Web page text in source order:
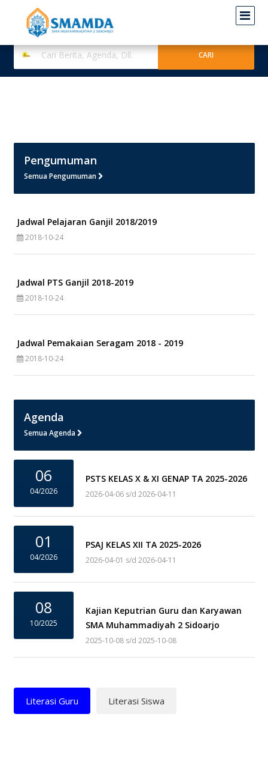
Pengumuman
Semua Pengumuman
Jadwal Pelajaran Ganjil 2018/2019
2018-10-24
Jadwal PTS Ganjil 2018-2019
2018-10-24
Jadwal Pemakaian Seragam 2018 - 2019
2018-10-24
Agenda
Semua Agenda
06
04/2026
PSTS KELAS X & XI GENAP TA 2025-2026
2026-04-06 s/d 2026-04-11
01
04/2026
PSAJ KELAS XII TA 2025-2026
2026-04-01 s/d 2026-04-11
08
10/2025
Kajian Keputrian Guru dan Karyawan
SMA Muhammadiyah 2 Sidoarjo
2025-10-08 s/d 2025-10-08
Literasi Guru Literasi Siswa